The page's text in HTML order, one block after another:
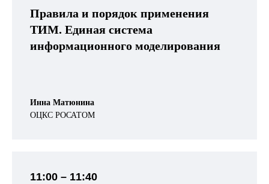
Правила и порядок применения
ТИМ. Единая система
информационного моделирования
Инна Матюнина
ОЦКС РОСАТОМ
11:00 – 11:40